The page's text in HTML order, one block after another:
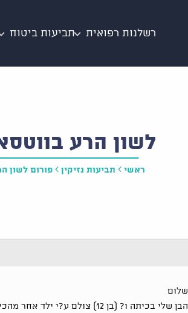
רשלנות רפואית תביעות ביטוח
לשון הרע
ראשי תביעות נזיקין פורום לשון
שלום
הבן שלי בכיתה ו? (בן 12) צולם ע?י